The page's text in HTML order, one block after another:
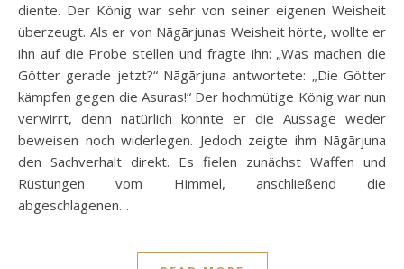
diente. Der König war sehr von seiner eigenen Weisheit
überzeugt. Als er von Nāgārjunas Weisheit hörte, wollte er
ihn auf die Probe stellen und fragte ihn: „Was machen die
Götter gerade jetzt?“ Nāgārjuna antwortete: „Die Götter
kämpfen gegen die Asuras!“ Der hochmütige König war nun
verwirrt, denn natürlich konnte er die Aussage weder
beweisen noch widerlegen. Jedoch zeigte ihm Nāgārjuna
den Sachverhalt direkt. Es fielen zunächst Waffen und
Rüstungen vom Himmel, anschließend die
abgeschlagenen…